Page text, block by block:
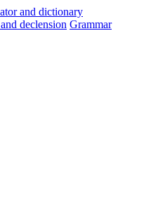
and declension Grammar